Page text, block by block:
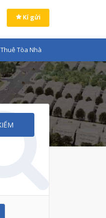
Kí gửi
Thuê Tòa Nhà